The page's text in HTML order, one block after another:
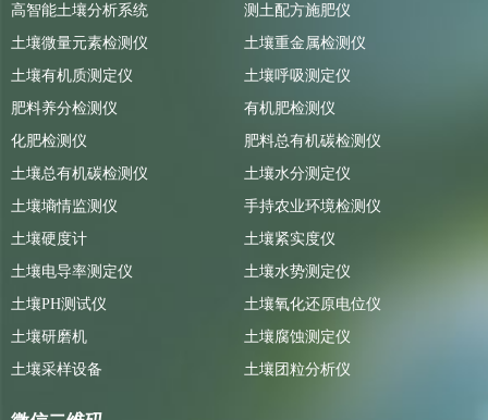
高智能土壤分析系统
测土配方施肥仪
土壤微量元素检测仪
土壤重金属检测仪
土壤有机质测定仪
土壤呼吸测定仪
肥料养分检测仪
有机肥检测仪
化肥检测仪
肥料总有机碳检测仪
土壤总有机碳检测仪
土壤水分测定仪
土壤墒情监测仪
手持农业环境检测仪
土壤硬度计
土壤紧实度仪
土壤电导率测定仪
土壤水势测定仪
土壤PH测试仪
土壤氧化还原电位仪
土壤研磨机
土壤腐蚀测定仪
土壤采样设备
土壤团粒分析仪